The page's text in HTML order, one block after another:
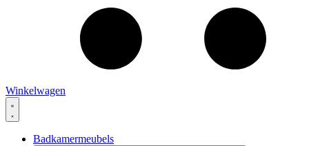
Winkelwagen
Badkamermeubels